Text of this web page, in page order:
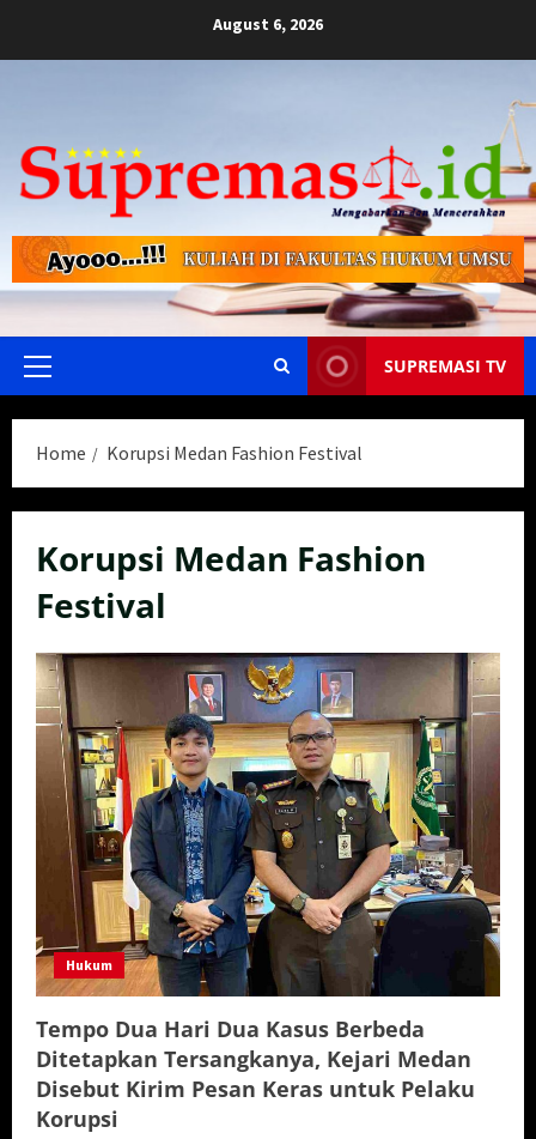
August 6, 2026
Primary
SUPREMASI TV
Home Korupsi Medan Fashion Festival
Korupsi Medan Fashion
Festival
Hukum
Tempo Dua Hari Dua Kasus Berbeda
Ditetapkan Tersangkanya, Kejari Medan
Disebut Kirim Pesan Keras untuk Pelaku
Korupsi